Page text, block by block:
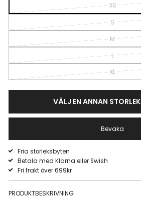
XS
S
M
L
XL
VÄLJ EN ANNAN STORLEK
Bevaka
Fria storleksbyten
Betala med Klarna eller Swish
Fri frakt över 699kr
PRODUKTBESKRIVNING